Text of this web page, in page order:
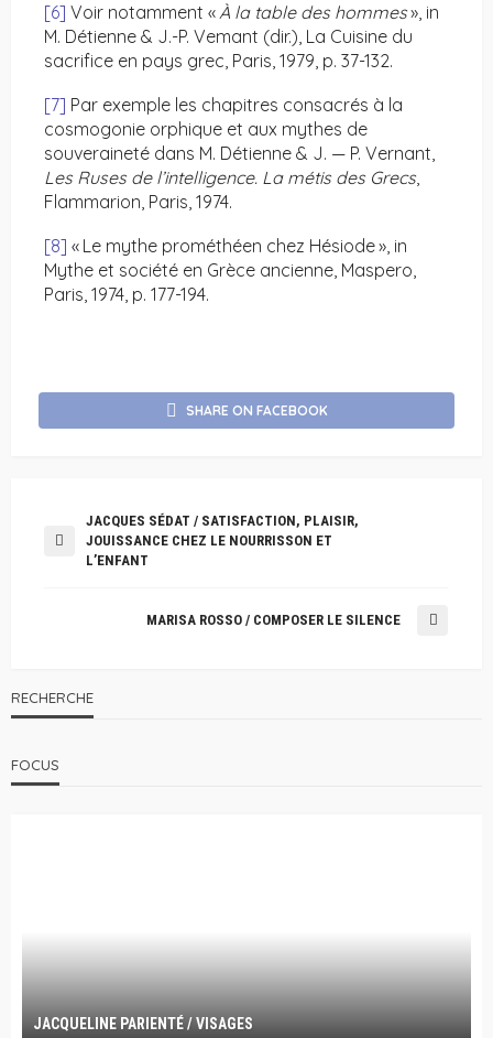
[6] Voir notamment «À la table des hommes», in
M. Détienne & J.-P. Vemant (dir.), La Cuisine du
sacrifice en pays grec, Paris, 1979, p. 37-132.
[7] Par exemple les chapitres consacrés à la
cosmogonie orphique et aux mythes de
souveraineté dans M. Détienne & J. — P. Vernant,
Les Ruses de l’intelligence. La métis des Grecs,
Flammarion, Paris, 1974.
[8] « Le mythe prométhéen chez Hésiode », in
Mythe et société en Grèce ancienne, Maspero,
Paris, 1974, p. 177-194.
SHARE ON FACEBOOK
JACQUES SÉDAT / SATISFACTION, PLAISIR,
JOUISSANCE CHEZ LE NOURRISSON ET
L’ENFANT
MARISA ROSSO / COMPOSER LE SILENCE
RECHERCHE
FOCUS
JACQUELINE PARIENTÉ / VISAGES